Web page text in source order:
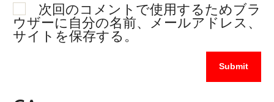
次回のコメントで使用するためブラ
ウザーに自分の名前、メールアドレス、
サイトを保存する。